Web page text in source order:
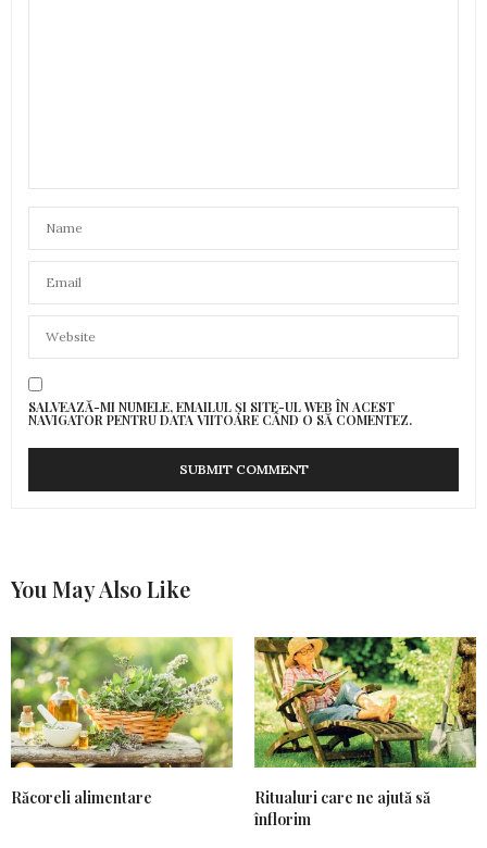
SALVEAZĂ-MI NUMELE, EMAILUL ȘI SITE-UL WEB ÎN ACEST
NAVIGATOR PENTRU DATA VIITOARE CÂND O SĂ COMENTEZ.
You May Also Like
Răcoreli alimentare
Ritualuri care ne ajută să
înflorim